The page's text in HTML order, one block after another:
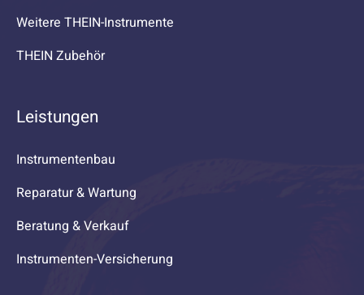
Weitere THEIN-Instrumente
THEIN Zubehör
Leistungen
Instrumentenbau
Reparatur & Wartung
Beratung & Verkauf
Instrumenten-Versicherung